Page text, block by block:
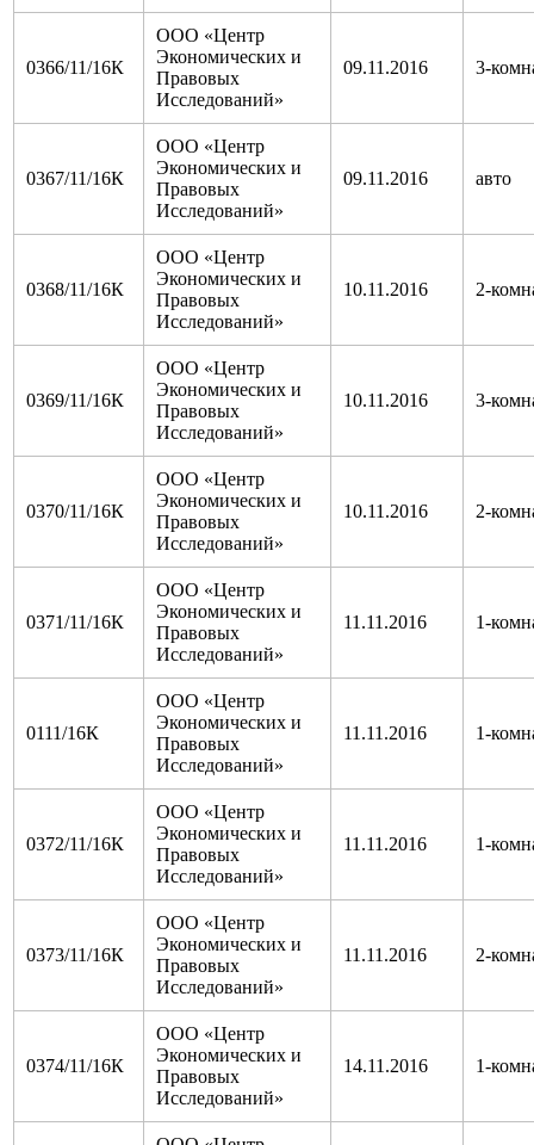
0366/11/16К
ООО «Центр
Экономических и
Правовых
Исследований»
09.11.2016 3-
0367/11/16К
ООО «Центр
Экономических и
Правовых
Исследований»
09.11.2016 авто
0368/11/16К
ООО «Центр
Экономических и
Правовых
Исследований»
10.11.2016 2-
0369/11/16К
ООО «Центр
Экономических и
Правовых
Исследований»
10.11.2016 3-
0370/11/16К
ООО «Центр
Экономических и
Правовых
Исследований»
10.11.2016 2-
0371/11/16К
ООО «Центр
Экономических и
Правовых
Исследований»
11.11.2016 1-
0111/16К
ООО «Центр
Экономических и
Правовых
Исследований»
11.11.2016 1-
0372/11/16К
ООО «Центр
Экономических и
Правовых
Исследований»
11.11.2016 1-
0373/11/16К
ООО «Центр
Экономических и
Правовых
Исследований»
11.11.2016 2-
0374/11/16К
ООО «Центр
Экономических и
Правовых
Исследований»
14.11.2016 1-